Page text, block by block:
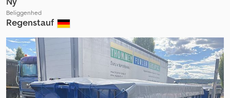
Beliggenhed
Regenstauf